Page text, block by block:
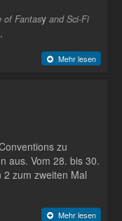
of Fantasy and Sci-Fi
Mehr lesen
zu
aus. Vom 28. bis 30.
zum zweiten Mal
Mehr lesen